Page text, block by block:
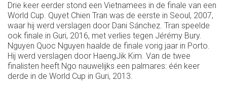
Drie keer eerder stond een Vietnamees in de finale van een
World Cup. Quyet Chien Tran was de eerste in Seoul, 2007,
waar hij werd verslagen door Dani Sánchez. Tran speelde
ook finale in Guri, 2016, met verlies tegen Jérémy Bury.
Nguyen Quoc Nguyen haalde de finale vorig jaar in Porto.
Hij werd verslagen door HaengJik Kim. Van de twee
finalisten heeft Ngo nauwelijks een palmares: één keer
derde in de World Cup in Guri, 2013.